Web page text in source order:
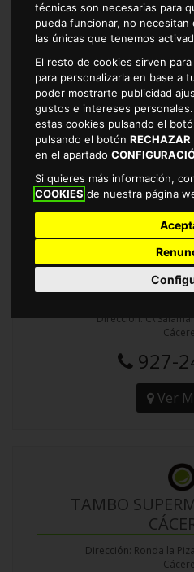
técnicas son necesarias para
pueda funcionar, no
las únicas que tenemos
El resto de cookies sirven
para personalizarla en base a
poder mostrarte publicidad
gustos e intereses
estas cookies pulsando el
pulsando el botónRECHAZAR
en el apartado
Si quieres más información,
COOKIES de nuestra página
TAMBO
Dirección: C\ Alfonso
927-
TAMBO
Dirección: C\
927-
Ver
TAMBO
Dirección: Ronda la